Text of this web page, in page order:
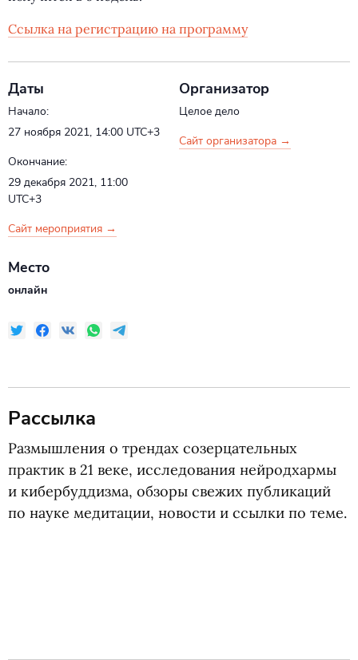
Cсылка на регистрацию на программу
Даты
Начало:
27 ноября 2021, 14:00 UTC+3
Окончание:
29 декабря 2021, 11:00
UTC+3
Сайт мероприятия →
Место
онлайн
Организатор
Целое дело
Сайт организатора →
Рассылка
Размышления о трендах созерцательных
практик в 21 веке, исследования нейродхармы
и кибербуддизма, обзоры свежих публикаций
по науке медитации, новости и ссылки по теме.